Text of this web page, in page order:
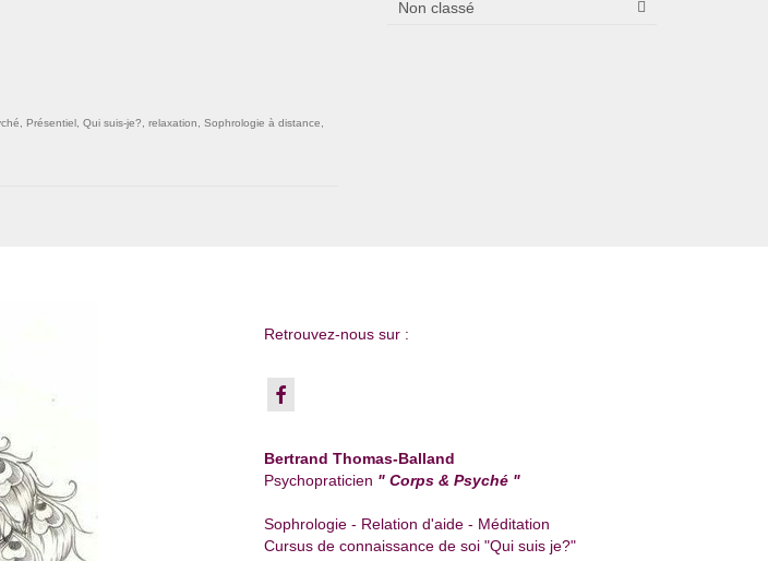
Présentiel Qui suis-je? relaxation Sophrologie à distance
Non classé
Retrouvez-nous sur :
Bertrand Thomas-Balland
Psychopraticien " Corps & Psyché "
Sophrologie - Relation d'aide - Méditation
Cursus de connaissance de soi "Qui suis je?"